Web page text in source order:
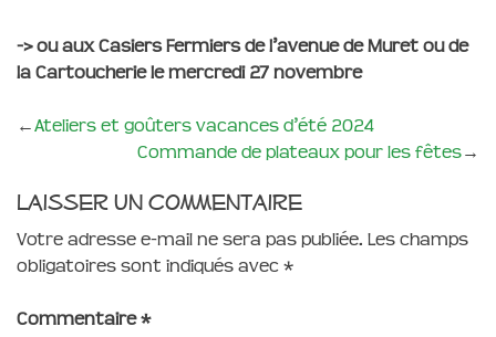
-> ou aux Casiers Fermiers de l’avenue de Muret ou de
la Cartoucherie le mercredi 27 novembre
←Ateliers et goûters vacances d’été 2024
Commande de plateaux pour les fêtes→
Laisser un commentaire
Votre adresse e-mail ne sera pas publiée. Les champs
obligatoires sont indiqués avec *
Commentaire*